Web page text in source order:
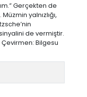
Gerçekten de
yalnızlığı,
de vermiştir.
Çevirmen: Bilgesu